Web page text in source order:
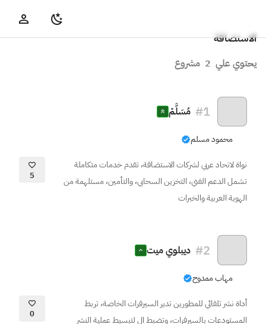
الاستضافة
يحتوي علي 2 مشروع
#1 مُسَلَّمْ
محمود مسلم
نواة لاتحاد عربي لشركات الاستضافة، تقدم خدمات متكاملة
تشمل الدعم الفني، التخزين السحابي، والتأمين، مستلهمة من
الهوية العربية والخبرات
5
#2 ديبلوي ميت
مهاب ممدوح
أداة نشر تلقائي للمطورين تدير السيرفرات الخاصة، تربط
المستودعات بالسيرفرات، وتضبط ال لتبسيط عملية النشر
0